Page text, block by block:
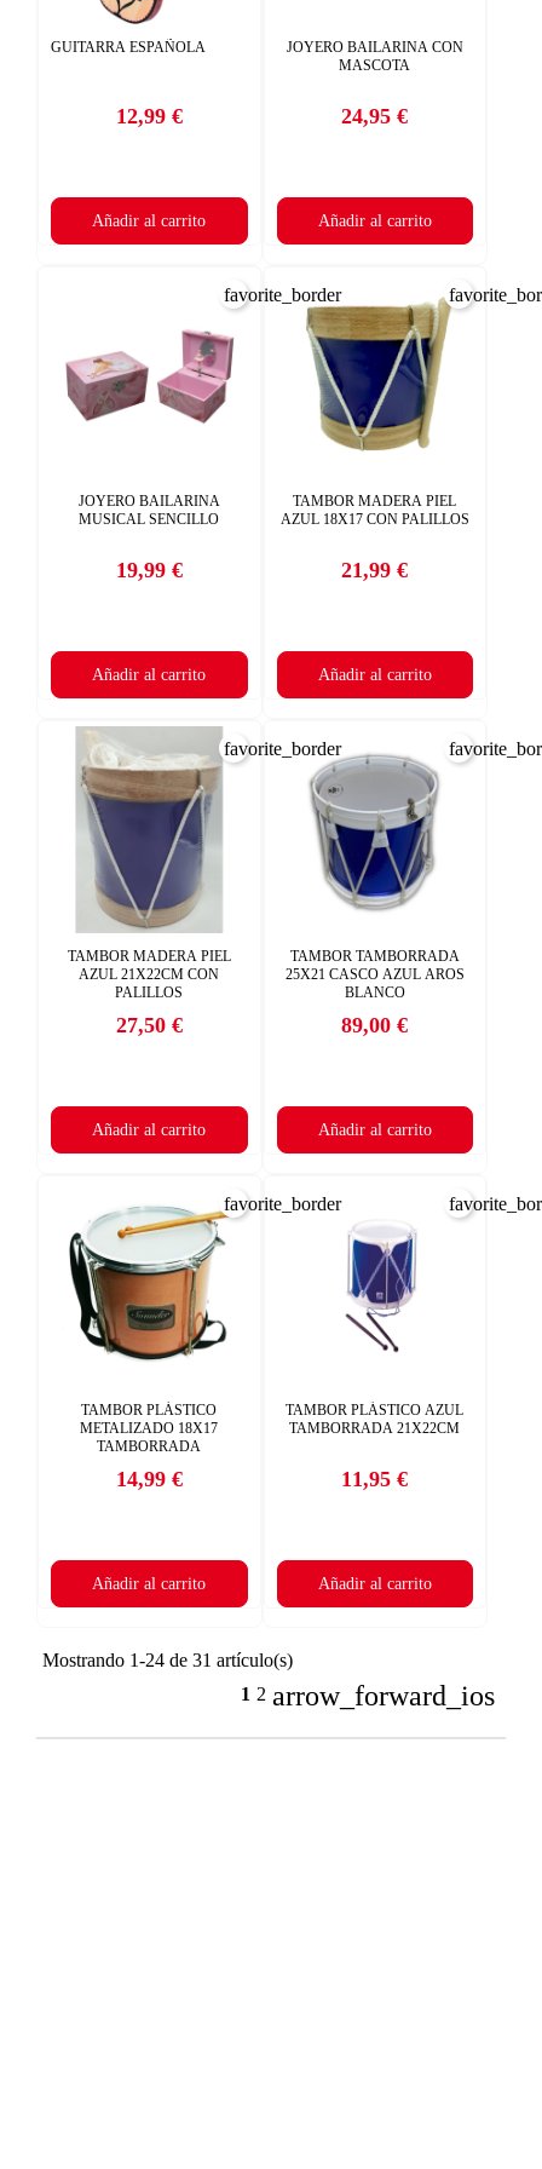
GUITARRA ESPAÑOLA
Precio
12,99 €
Añadir al carrito
JOYERO BAILARINA CON
MASCOTA
Precio
24,95 €
Añadir al carrito
JOYERO BAILARINA
MUSICAL SENCILLO
Precio
19,99 €
Añadir al carrito
favorite_border
TAMBOR MADERA PIEL
AZUL 18X17 CON PALILLOS
Precio
21,99 €
Añadir al carrito
TAMBOR MADERA PIEL
AZUL 21X22CM CON
PALILLOS
Precio
27,50 €
Añadir al carrito
favorite_border
TAMBOR TAMBORRADA
25X21 CASCO AZUL AROS
BLANCO
Precio
89,00 €
Añadir al carrito
TAMBOR PLÁSTICO
METALIZADO 18X17
TAMBORRADA
Precio
14,99 €
Añadir al carrito
favorite_border
TAMBOR PLÁSTICO AZUL
TAMBORRADA 21X22CM
Precio
11,95 €
Añadir al carrito
Mostrando 1-24 de 31 artículo(s)
1 2 arrow_forward_ios
CREAR LISTA DE DESEOS